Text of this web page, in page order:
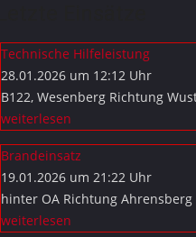
Technische Hilfeleistung
28.01.2026 um 12:12 Uhr
B122, Wesenberg Richtung
weiterlesen
Brandeinsatz
19.01.2026 um 21:22 Uhr
hinter OA Richtung Ahrensberg
weiterlesen